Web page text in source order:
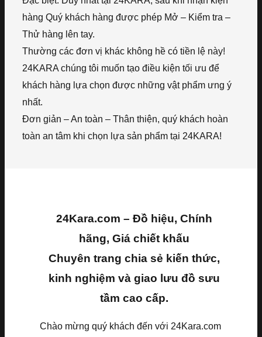
hàng Quý khách hàng được phép Mở – Kiểm tra –
Thử hàng lên tay.
Thường các đơn vị khác không hề có tiền lệ này!
24KARA chúng tôi muốn tạo điều kiện tối ưu để
khách hàng lựa chọn được những vật phẩm ưng ý
nhất.
Đơn giản – An toàn – Thân thiện, quý khách hoàn
toàn an tâm khi chọn lựa sản phẩm tại 24KARA!
24Kara.com – Đồ hiệu, Chính
hãng, Giá chiết khấu
Chuyên trang chia sẻ kiến thức,
kinh nghiệm và giao lưu đồ sưu
tầm cao cấp.
Chào mừng quý khách đến với 24Kara.com